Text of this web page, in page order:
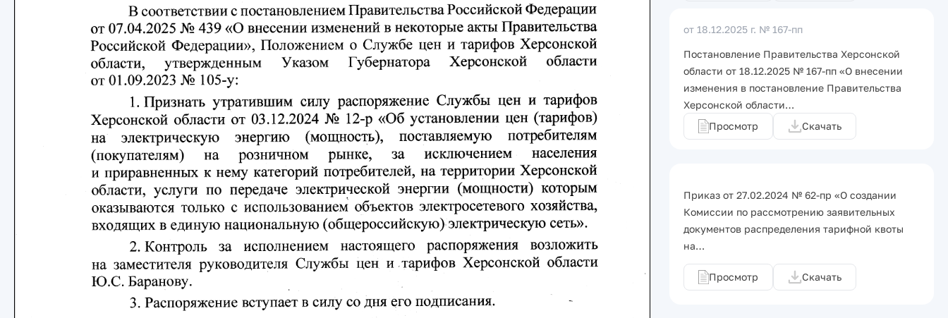
от 18.12.2025 г. № 167-пп
Постановление Правительства Херсонской
области от 18.12.2025 № 167-пп «О внесении
изменения в постановление Правительства
Херсонской области…
Просмотр
Скачать
Приказ от 27.02.2024 № 62-пр «О создании
Комиссии по рассмотрению заявительных
документов распределения тарифной квоты
на…
Просмотр Скачать